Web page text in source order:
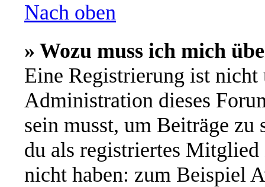
Nach oben
» Wozu muss ich mich
Eine Registrierung ist
Administration dieses
sein musst, um Beiträge
du als registriertes
nicht haben: zum Beispiel